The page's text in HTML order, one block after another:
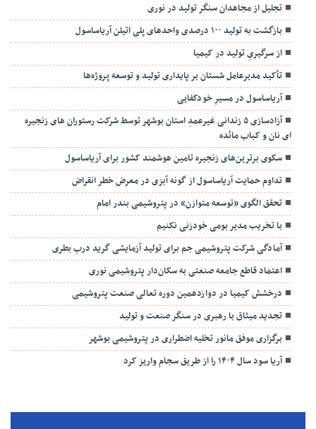
تجلیل از مجاهدان سنگر تولید در نوری
بازگشت به تولید ۱۰۰ درصدی واحدهای پلی اتیلن آریاساسول
از سرگیریِ تولید در کیمیا
تأکید مدیرعامل شستان بر پایداری تولید و توسعه پروژه‌ها
آریاساسول در مسیرِ خودکفایی
آزادسازی ۵ زندانی غیرعمدِ استان بوشهر توسط شرکت رستوران های زنجیره
ای نان و کباب مائده
سکوی برترین‌های زنجیره تامین هوشمند کشور برای آریاساسول
تداوم حمایت آریاساسول از گونه آبزی در معرض خطر انقراض
تحقق الگوی «توسعه متوازن» در پتروشیمی بندر امام
با تخریب مدیر بومی خودزنی نکنیم
آمادگی شرکت پتروشیمی جم برای تولید آزمایشی گرید درب بطری
اعتماد قاطع جامعه صنعتی به سکان‌دار پتروشیمی نوری
درخشش کیمیا در دوازدهمین دوره تعالی صنعت پتروشیمی
تجدید میثاق با رهبری در سنگر صنعت و تولید
برگزاری موفق مانور تخلیه اضطراری در پتروشیمی بوشهر
آریا سود سال ۱۴۰۴ را از طریق سجام واریز کرد